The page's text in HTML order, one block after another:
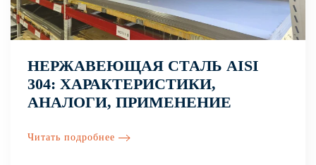
НЕРЖАВЕЮЩАЯ СТАЛЬ AISI
304: ХАРАКТЕРИСТИКИ,
АНАЛОГИ, ПРИМЕНЕНИЕ
Читать подробнее